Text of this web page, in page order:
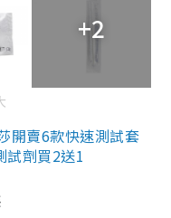
+2
開賣6款快速測試套
試劑買2送1